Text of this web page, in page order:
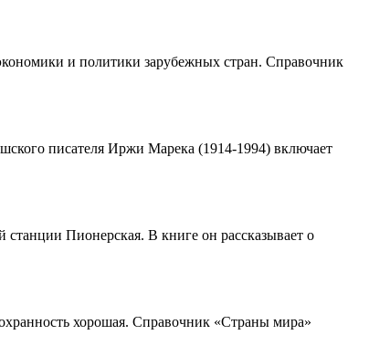
и политики зарубежных стран. Справочник
писателя Иржи Марека (1914-1994) включает
станции Пионерская. В книге он рассказывает о
хорошая. Справочник «Страны мира»